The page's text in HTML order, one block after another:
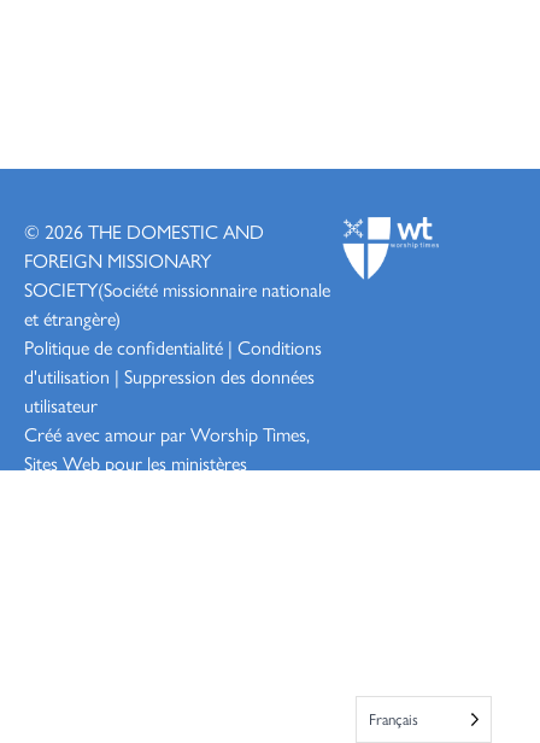
© 2026THE DOMESTIC AND
FOREIGN MISSIONARY
SOCIETY(Société missionnaire nationale
et étrangère)
Politique de confidentialité | Conditions
d'utilisation | Suppression des données
utilisateur
Créé avec amour par WorshipTimes,
Sites Web pour les ministères
Français